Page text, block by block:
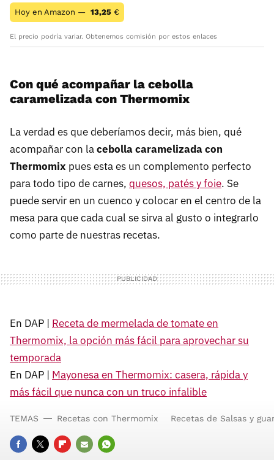
Hoy en Amazon — 13,25 €
El precio podría variar. Obtenemos comisión por estos enlaces
Con qué acompañar la cebolla
caramelizada con Thermomix
La verdad es que deberíamos decir, más bien, qué
acompañar con lacebolla caramelizada con
Thermomix pues esta es un complemento perfecto
para todo tipo de carnes, quesos, patés y foie. Se
puede servir en un cuenco y colocar en el centro de la
mesa para que cada cual se sirva al gusto o integrarlo
como parte de nuestras recetas.
En DAP | Receta de mermelada de tomate en
Thermomix, la opción más fácil para aprovechar su
temporada
En DAP | Mayonesa en Thermomix: casera, rápida y
más fácil que nunca con un truco infalible
TEMAS Recetas con Thermomix Recetas de Salsas y